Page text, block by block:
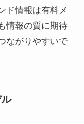
ド情報は有料メ
情報の質に期待
ながりやすいで